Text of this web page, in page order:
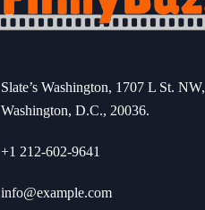
Slate’s Washington, 1707 L St. NW,
Washington, D.C., 20036.
+1 212-602-9641
info@example.com